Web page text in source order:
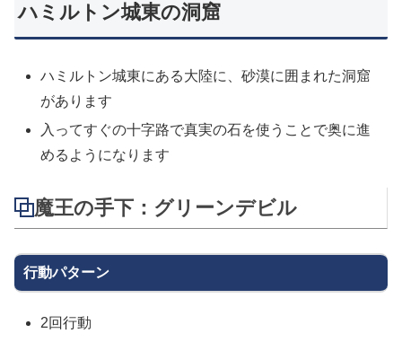
ハミルトン城東の洞窟
ハミルトン城東にある大陸に、砂漠に囲まれた洞窟
があります
入ってすぐの十字路で真実の石を使うことで奥に進
めるようになります
魔王の手下：グリーンデビル
行動パターン
2回行動